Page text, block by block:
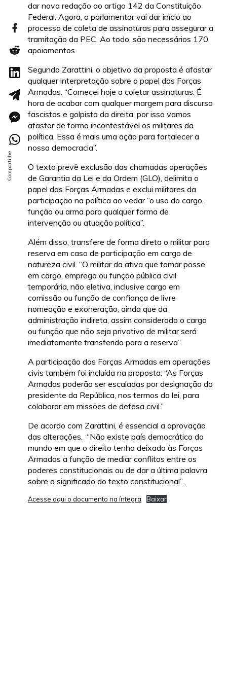
dar nova redação ao artigo 142 da Constituição
Federal. Agora, o parlamentar vai dar início ao
processo de coleta de assinaturas para assegurar a
tramitação da PEC. Ao todo, são necessários 170
apoiamentos.
Segundo Zarattini, o objetivo da proposta é afastar
qualquer interpretação sobre o papel das Forças
Armadas. “Comecei hoje a coletar assinaturas. É
hora de acabar com qualquer margem para discurso
fascistas e golpista da direita, por isso vamos
afastar de forma incontestável os militares da
política. Essa é mais uma ação para fortalecer a
nossa democracia”.
O texto prevê exclusão das chamadas operações
de Garantia da Lei e da Ordem (GLO), delimita o
papel das Forças Armadas e exclui militares da
participação na política ao vedar “o uso do cargo,
função ou arma para qualquer forma de
intervenção ou atuação política”.
Além disso, transfere de forma direta o militar para
reserva em caso de participação em cargo de
natureza civil. “O militar da ativa que tomar posse
em cargo, emprego ou função pública civil
temporária, não eletiva, inclusive cargo em
comissão ou função de confiança de livre
nomeação e exoneração, ainda que da
administração indireta, assim considerado o cargo
ou função que não seja privativo de militar será
imediatamente transferido para a reserva”.
A participação das Forças Armadas em operações
civis também foi incluída na proposta. “As Forças
Armadas poderão ser escaladas por designação do
presidente da República, nos termos da lei, para
colaborar em missões de defesa civil.”
De acordo com Zarattini, é essencial a aprovação
das alterações. “Não existe país democrático do
mundo em que o direito tenha deixado às Forças
Armadas a função de mediar conflitos entre os
poderes constitucionais ou de dar a última palavra
sobre o significado do texto constitucional”.
Acesse aqui o documento na íntegra Baixar